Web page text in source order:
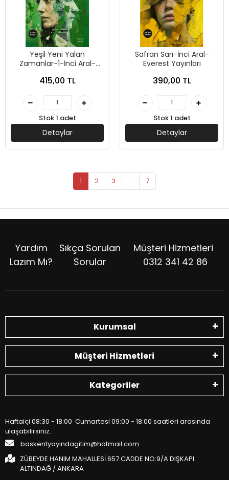
Yeşil Yeni Yalan
Zamanlar-1-İnci Aral-
415,00 TL
Stok 1 adet
Detaylar
Safran Sarı-İnci Aral-
Everest Yayınları
390,00 TL
Stok 1 adet
Detaylar
1 2 3 ... 7
Yardım
Lazım Mı?
Sıkça Sorulan
Sorular
Müşteri Hizmetleri
0312 341 42 86
Kurumsal
Müşteri Hizmetleri
Kategoriler
Haftaiçi 08:30 - 18:00 Cumartesi 09:00 - 18:00 saatleri arasında
ulaşabilirsiniz.
baskentyayindagitim@hotmail.com
ZÜBEYDE HANIM MAHALLESİ 657.CADDE NO:9/A DIŞKAPI
ALTINDAĞ / ANKARA